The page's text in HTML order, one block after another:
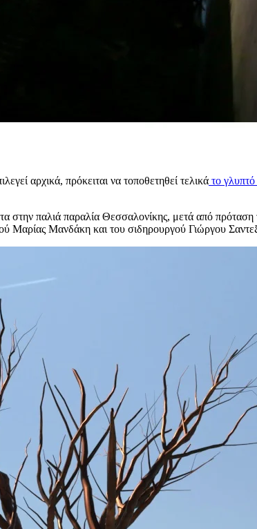
αρχικά, πρόκειται να τοποθετηθεί τελικά το
στην παλιά παραλία Θεσσαλονίκης, μετά από
Μαρίας Μανδάκη και του σιδηρουργού Γιώργου